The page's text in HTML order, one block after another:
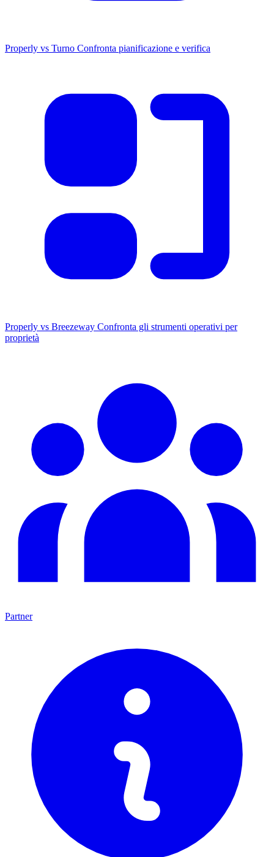
Properly vs Turno Confronta pianificazione e verifica
Properly vs Breezeway Confronta gli strumenti operativi per
proprietà
Partner